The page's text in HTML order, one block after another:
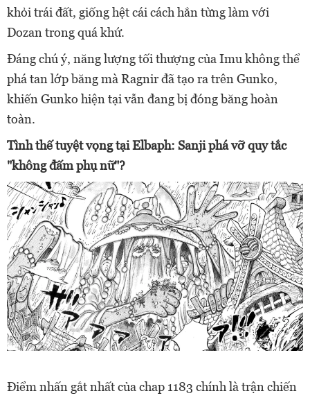
khỏi trái đất, giống hệt cái cách hắn từng làm với
Dozan trong quá khứ.
Đáng chú ý, năng lượng tối thượng của Imu không thể
phá tan lớp băng mà Ragnir đã tạo ra trên Gunko,
khiến Gunko hiện tại vẫn đang bị đóng băng hoàn
toàn.
Tình thế tuyệt vọng tại Elbaph: Sanji phá vỡ quy tắc
"không đấm phụ nữ"?
Điểm nhấn gắt nhất của chap 1183 chính là trận chiến